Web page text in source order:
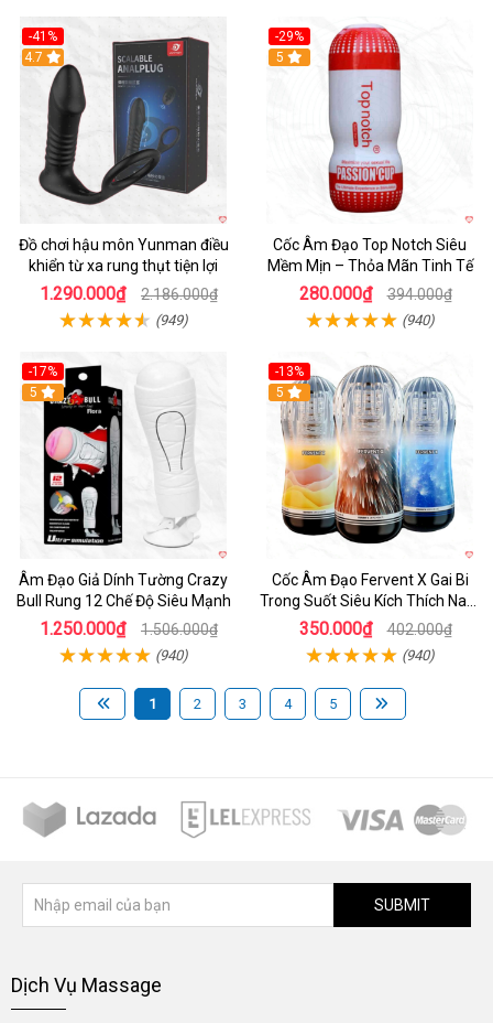
-41%
Hot
4.7
Đồ chơi hậu môn Yunman điều
khiển từ xa rung thụt tiện lợi
1.290.000₫ 2.186.000₫
(949)
-29%
5
Cốc Âm Đạo Top Notch Siêu
Mềm Mịn – Thỏa Mãn Tinh Tế
280.000₫ 394.000₫
(940)
-17%
5
Âm Đạo Giả Dính Tường Crazy
Bull Rung 12 Chế Độ Siêu Mạnh
1.250.000₫ 1.506.000₫
(940)
-13%
Hot
5
Cốc Âm Đạo Fervent X Gai Bi
Trong Suốt Siêu Kích Thích Nam
Giới
350.000₫ 402.000₫
(940)
1 2 3 4 5
SUBMIT
Dịch Vụ Massage